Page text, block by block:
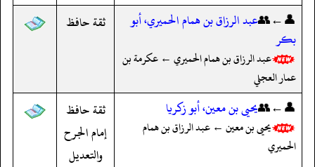
👤←👥عبد الرزاق بن همام الحميري، أبو
بكر
عبد الرزاق بن همام الحميري ← عكرمة بن
عمار العجلي
ثقة حافظ
👤←👥يحيى بن معين، أبو زكريا
يحيى بن معين ← عبد الرزاق بن همام
الحميري
ثقة حافظ
إمام الجرح
والتعديل